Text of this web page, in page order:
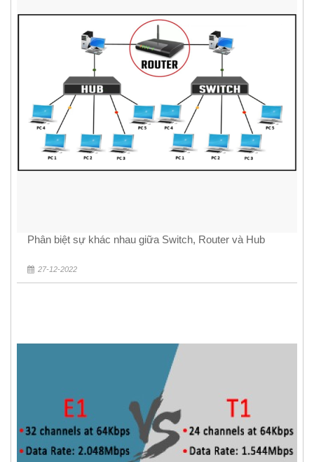
Phân biệt sự khác nhau giữa Switch, Router và Hub
27-12-2022